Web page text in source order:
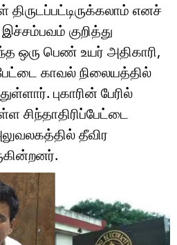
எனச்
இச்சம்பவம் குறித்து
ஒரு பெண் உயர் அதிகாரி,
காவல் நிலையத்தில்
புகாரின் பேரில்
சிந்தாதிரிப்பேட்டை
தீவிர